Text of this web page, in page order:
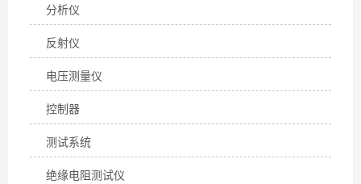
分析仪
反射仪
电压测量仪
控制器
测试系统
绝缘电阻测试仪